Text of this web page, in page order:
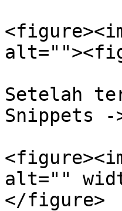
Setelah
Snippets -
alt=""
</figure>